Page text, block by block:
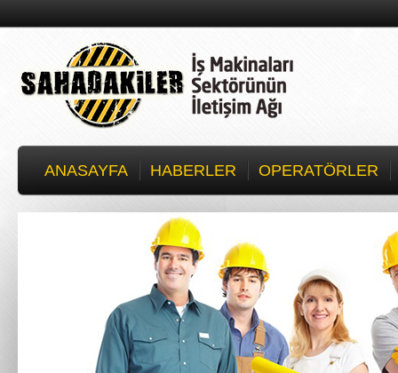
ANASAYFA HABERLER OPERATÖRLER